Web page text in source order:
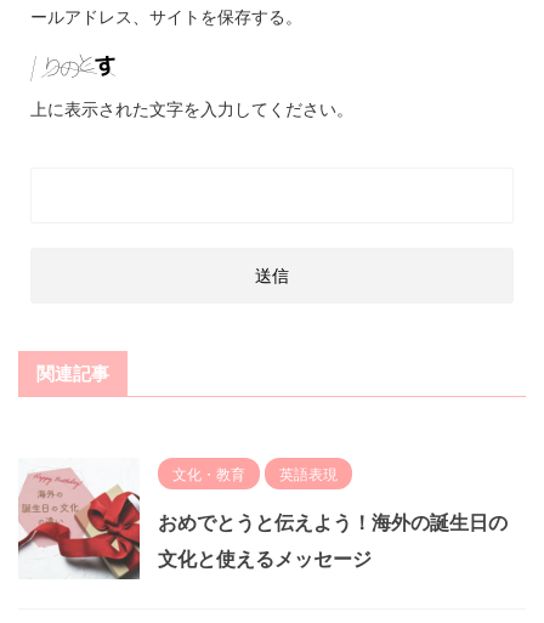
ールアドレス、サイトを保存する。
上に表示された文字を入力してください。
関連記事
文化・教育 英語表現
おめでとうと伝えよう！海外の誕生日の
文化と使えるメッセージ